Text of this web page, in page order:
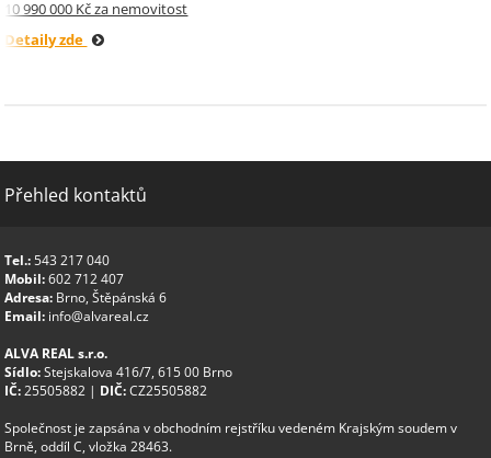
10 990 000 Kč za nemovitost
Detaily zde
Přehled kontaktů
Tel.:543 217 040
Mobil:602 712 407
Adresa: Brno, Štěpánská 6
Email: info@alvareal.cz
ALVA REAL s.r.o.
Sídlo:Stejskalova 416/7, 615 00 Brno
IČ:25505882 | DIČ:CZ25505882
Společnost je zapsána v obchodním rejstříku vedeném Krajským soudem v
Brně, oddíl C, vložka 28463.